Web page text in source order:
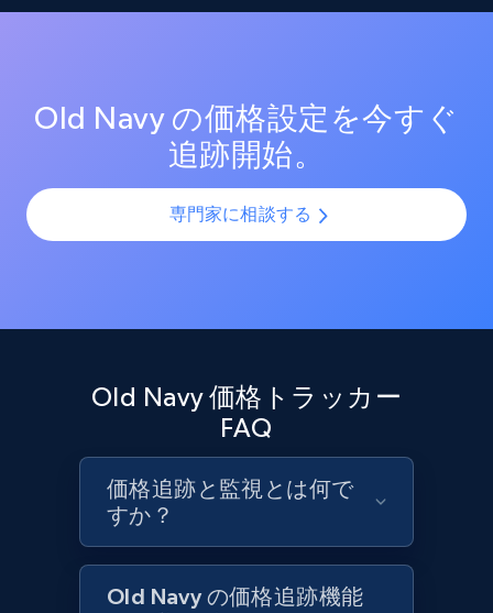
Amazon products search
Asin, URL, Name, Sponsored, Initial price, Final
price, Currency, Sold, and more.
URL, Product id, Title, Product description,
Rating, Reviews count, Initial price, Discount,
and more.
1.3K+
測定する。効果的なプロモーション戦術と新興トレン
SKUやバリエーションを複数チャネルで最適化し、製品
トフォームで一貫性と正確性を確保します。
Old Navy の価格設定を今すぐ
追跡開始。
専門家に相談する
Old Navy 価格トラッカー
FAQ
価格追跡と監視とは何で
すか？
Old Navy の価格追跡機能